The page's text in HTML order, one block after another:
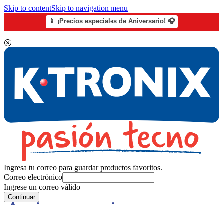
Skip to contentSkip to navigation menu
📱 ¡Precios especiales de Aniversario! 🎧
Ingresa tu correo para guardar productos favoritos.
Correo electrónico
Ingrese un correo válido
Continuar